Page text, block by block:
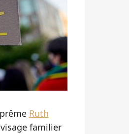
Ruth
familier